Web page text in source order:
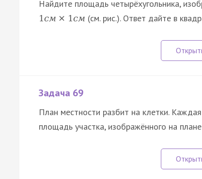
Найдите площадь четырёхугольника,
1см × 1см (см. рис.). Ответ дайте в
Задача 69
План местности разбит на клетки.
площадь участка, изображённого на